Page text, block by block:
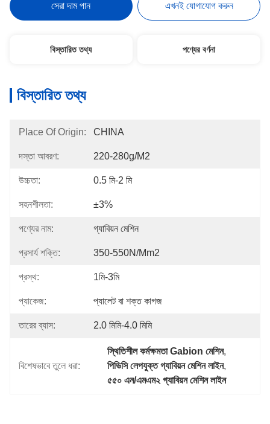
সেরা দাম পান এখনই যোগাযোগ করুন
বিস্তারিত তথ্য পণ্যের বর্ণনা
বিস্তারিত তথ্য
Place Of Origin: CHINA
দস্তা আবরণ: 220-280g/m2
উচ্চতা: 0.5 মি-2 মি
সহনশীলতা: ±3%
পণ্যের নাম: গ্যাবিয়ন মেশিন
প্রসার্য শক্তি: 350-550N/mm2
প্রস্থ: 1মি-3মি
প্যাকেজ: প্যালেট বা শক্ত কাগজ
তারের ব্যাস: 2.0 মিমি-4.0 মিমি
বিশেষভাবে তুলে ধরা:
স্থিতিশীল কর্মক্ষমতা Gabion মেশিন,
পিভিসি লেপযুক্ত গ্যাবিয়ন মেশিন লাইন,
৫৫০ এন/এমএম২ গ্যাবিয়ন মেশিন লাইন